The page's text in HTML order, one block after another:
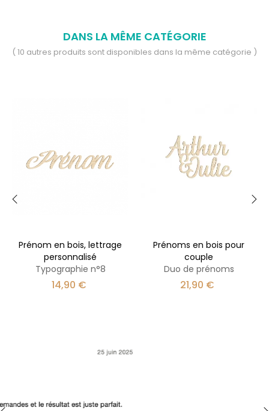
DANS LA MÊME CATÉGORIE
( 10 autres produits sont disponibles dans la même catégorie )
Prénom en bois, lettrage
personnalisé
Typographie n°8
Prix
14,90 €
Prénoms en bois pour
couple
Duo de prénoms
Prix
21,90 €